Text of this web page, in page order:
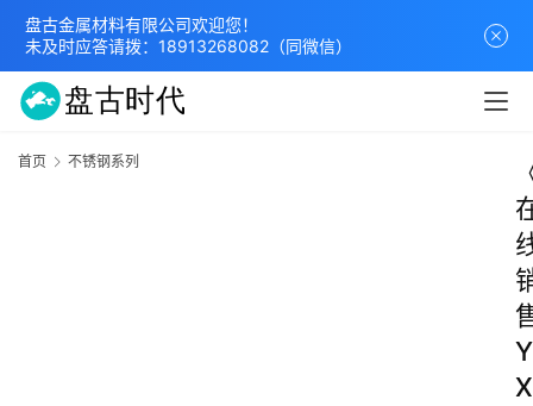
盘古金属材料有限公司欢迎您！
未及时应答请拨： 18913268082 （同微信）
首页 不锈钢系列
Y
X